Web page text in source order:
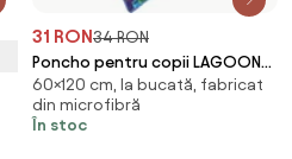
31 RON34 RON
Poncho pentru copii LAGOON
TREASURE colorat Dimensiune:
60 x 120 cm
60×120 cm, la bucată, fabricat
din microfibră
În stoc